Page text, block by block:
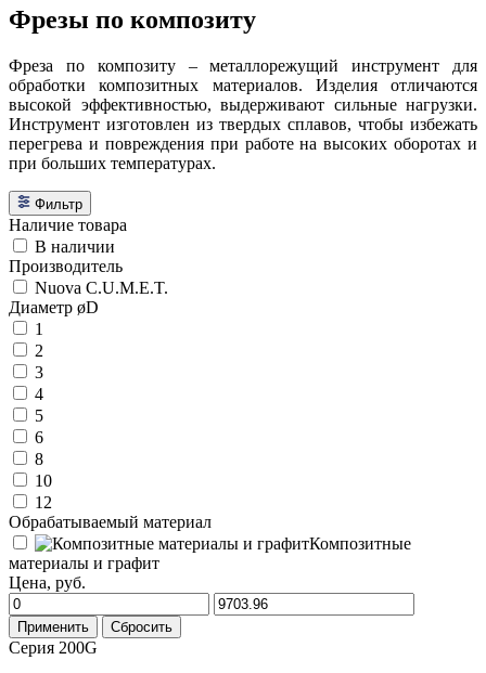
Фрезы по композиту
Фреза по композиту – металлорежущий инструмент для
обработки композитных материалов. Изделия отличаются
высокой эффективностью, выдерживают сильные нагрузки.
Инструмент изготовлен из твердых сплавов, чтобы избежать
перегрева и повреждения при работе на высоких оборотах и
при больших температурах.
Фильтр
Наличие товара
В наличии
Производитель
Nuova C.U.M.E.T.
Диаметр øD
1
2
3
4
5
6
8
10
12
Обрабатываемый материал
Композитные
материалы и графит
Цена, руб.
Применить Сбросить
Серия 200G